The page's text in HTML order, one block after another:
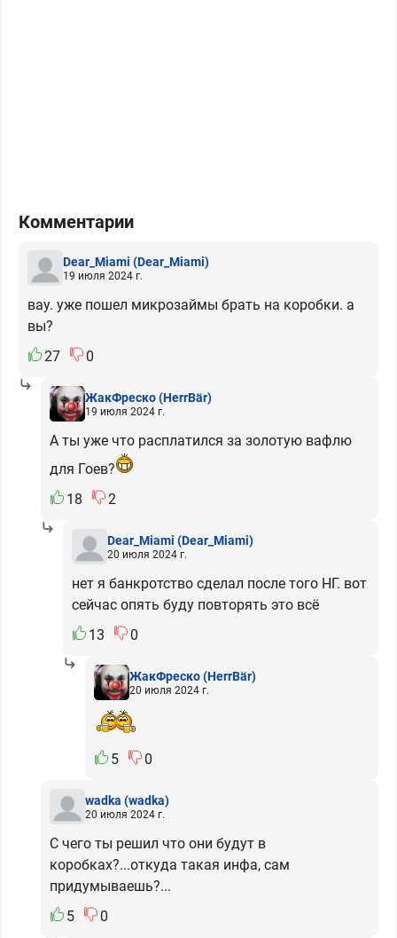
Комментарии
Dear_Miami (Dear_Miami)
19 июля 2024 г.
вау. уже пошел микрозаймы брать на коробки. а
вы?
27
0
ЖакФреско(HerrBär)
19 июля 2024 г.
А ты уже что расплатился за золотую вафлю
для Гоев?
18
2
Dear_Miami (Dear_Miami)
20 июля 2024 г.
нет я банкротство сделал после того НГ. вот
сейчас опять буду повторять это всё
13
0
ЖакФреско(HerrBär)
20 июля 2024 г.
5 0
wadka (wadka)
20 июля 2024 г.
С чего ты решил что они будут в
коробках?...откуда такая инфа, сам
придумываешь?...
5
0